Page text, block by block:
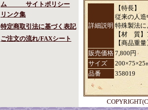
ム サイトポリシー
リンク集
特定商取引法に基づく表記
ご注文の流れ/FAXシート
詳細説明
【特長】
従来の人
特殊製法
【材 質】
【商品重
販売価格 7,800円
サイズ
200×75×25
品番
358019